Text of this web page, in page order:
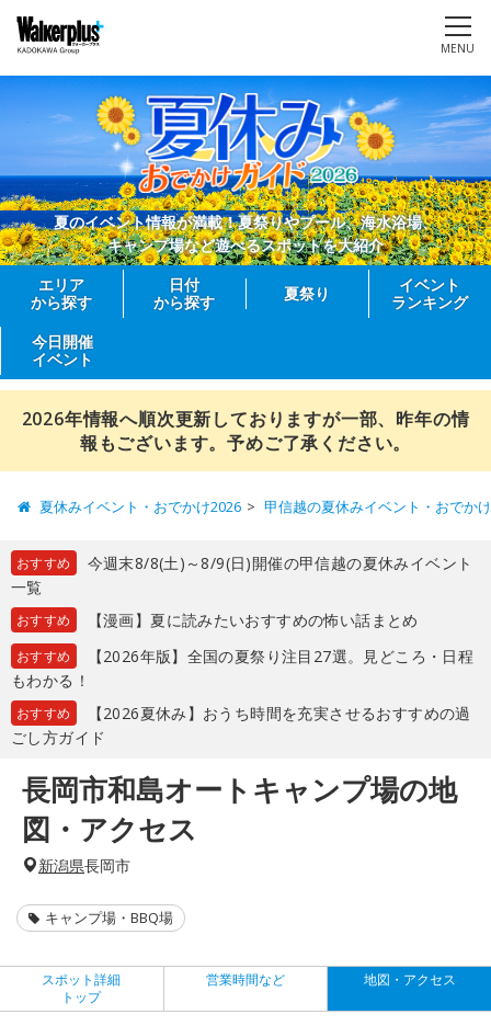
MENU
夏のイベント情報が満載！夏祭りやプール、海水浴場、
キャンプ場など遊べるスポットを大紹介
エリア
から探す
日付
から探す
夏祭り
イベント
ランキング
今日開催
イベント
2026年情報へ順次更新しておりますが一部、昨年の情
報もございます。予めご了承ください。
夏休みイベント・おでかけ2026 甲信越の夏休みイベント・おでか
おすすめ
今週末8/8(土)～8/9(日)開催の甲信越の夏休みイベント
一覧
おすすめ 【漫画】夏に読みたいおすすめの怖い話まとめ
おすすめ
【2026年版】全国の夏祭り注目27選。見どころ・日程
もわかる！
おすすめ
【2026夏休み】おうち時間を充実させるおすすめの過
ごし方ガイド
長岡市和島オートキャンプ場の地
図・アクセス
新潟県長岡市
キャンプ場・BBQ場
スポット詳細
トップ
営業時間など 地図・アクセス